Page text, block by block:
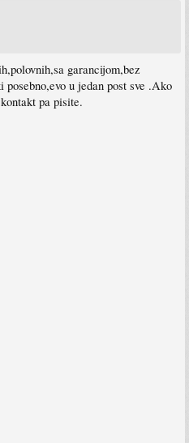
garancijom,bez
posebno,evo u jedan post sve .Ako
pa pisite.